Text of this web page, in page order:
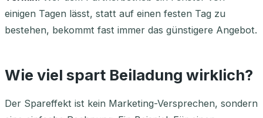
einigen Tagen lässt, statt auf einen festen Tag zu
bestehen, bekommt fast immer das günstigere Angebot.
Wie viel spart Beiladung wirklich?
Der Spareffekt ist kein Marketing-Versprechen, sondern